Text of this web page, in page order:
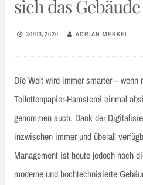
sich das
30/03/2020 ADRIAN MERKEL
Die Welt wird immer smarter – wenn
Toilettenpapier-Hamsterei einmal
genommen auch. Dank der
inzwischen immer und überall
Management ist heute jedoch noch
moderne und hochtechnisierte